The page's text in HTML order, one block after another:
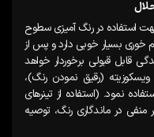
استفاده در رنگ آمیزی سطوح
خوری بسیار خوبی دارد و پس از
قابل قبولی برخوردار خواهد
(رقیق نمودن رنگ)،
نمود. (استفاده از تینرهای
منفی در ماندگاری رنگ، توصیه